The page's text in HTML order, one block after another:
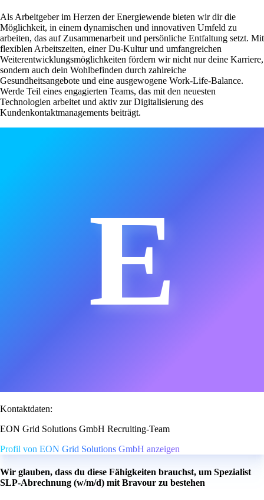
Als Arbeitgeber im Herzen der Energiewende bieten wir dir die
Möglichkeit, in einem dynamischen und innovativen Umfeld zu
arbeiten, das auf Zusammenarbeit und persönliche Entfaltung setzt. Mit
flexiblen Arbeitszeiten, einer Du-Kultur und umfangreichen
Weiterentwicklungsmöglichkeiten fördern wir nicht nur deine Karriere,
sondern auch dein Wohlbefinden durch zahlreiche
Gesundheitsangebote und eine ausgewogene Work-Life-Balance.
Werde Teil eines engagierten Teams, das mit den neuesten
Technologien arbeitet und aktiv zur Digitalisierung des
Kundenkontaktmanagements beiträgt.
E
Kontaktdaten:
EON Grid Solutions GmbH Recruiting-Team
Profil von EON Grid Solutions GmbH anzeigen
Wir glauben, dass du diese Fähigkeiten brauchst, um Spezialist
SLP-Abrechnung (w/m/d) mit Bravour zu bestehen